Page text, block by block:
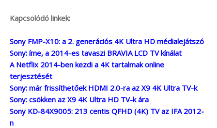
Kapcsolódó linkek:
Sony FMP-X10: a 2. generációs 4K Ultra HD médialejátszó
Sony: íme, a 2014-es tavaszi BRAVIA LCD TV kínálat
A Netflix 2014-ben kezdi a 4K tartalmak online
terjesztését
Sony: már frissíthetőek HDMI 2.0-ra az X9 4K Ultra TV-k
Sony: csökken az X9 4K Ultra HD TV-k ára
Sony KD-84X9005: 213 centis QFHD (4K) TV az IFA 2012-
n